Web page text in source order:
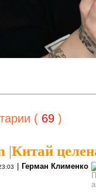
( 69 )
|Китай
Герман Клименко